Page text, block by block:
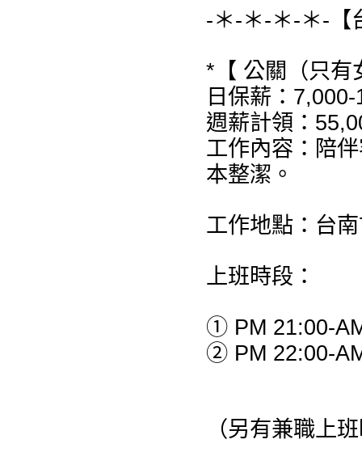
-＊-＊-＊-＊-【
*【 公關（只有
日保薪：
週薪計領：
工作內容：陪
本整潔。
工作地點：台
上班時段：
① PM 21:00-
② PM 22:00-
（另有兼職上